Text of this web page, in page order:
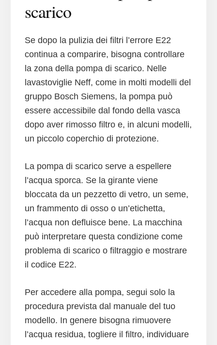
scarico
Se dopo la pulizia dei filtri l’errore E22
continua a comparire, bisogna controllare
la zona della pompa di scarico. Nelle
lavastoviglie Neff, come in molti modelli del
gruppo Bosch Siemens, la pompa può
essere accessibile dal fondo della vasca
dopo aver rimosso filtro e, in alcuni modelli,
un piccolo coperchio di protezione.
La pompa di scarico serve a espellere
l’acqua sporca. Se la girante viene
bloccata da un pezzetto di vetro, un seme,
un frammento di osso o un’etichetta,
l’acqua non defluisce bene. La macchina
può interpretare questa condizione come
problema di scarico o filtraggio e mostrare
il codice E22.
Per accedere alla pompa, segui solo la
procedura prevista dal manuale del tuo
modello. In genere bisogna rimuovere
l’acqua residua, togliere il filtro, individuare